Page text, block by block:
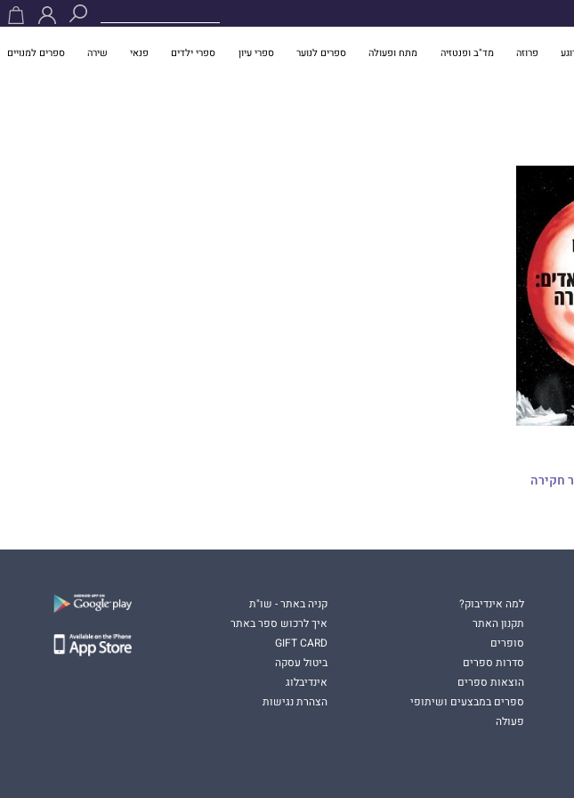
פרוזה מד"ב ופנטזיה מתח ופעולה ספרים לנוער ספרי עיון ספרי ילדים פנאי שירה ספרים למנויים
חקירה
למה אינדיבוק?
תקנון האתר
סופרים
סדרות ספרים
הוצאות ספרים
ספרים במבצעים ושיתופי
פעולה
קניה באתר - שו"ת
איך לרכוש ספר באתר
GIFT CARD
ביטול עסקה
אינדיבלוג
הצהרת נגישות